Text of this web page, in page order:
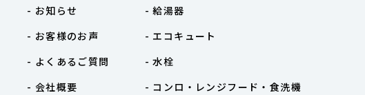
- お知らせ
- お客様のお声
- よくあるご質問
- 会社概要
- 給湯器
- エコキュート
- 水栓
- コンロ・レンジフード・食洗機